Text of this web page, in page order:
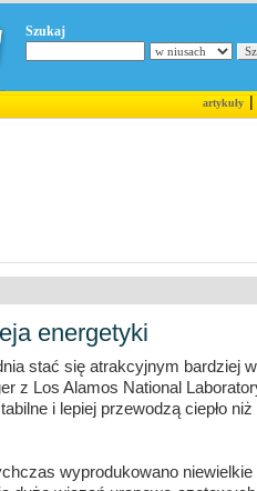
Szukaj
artykuły|
energetyki
stać się atrakcyjnym bardziej
z Los Alamos National
i lepiej przewodzą ciepło
wyprodukowano